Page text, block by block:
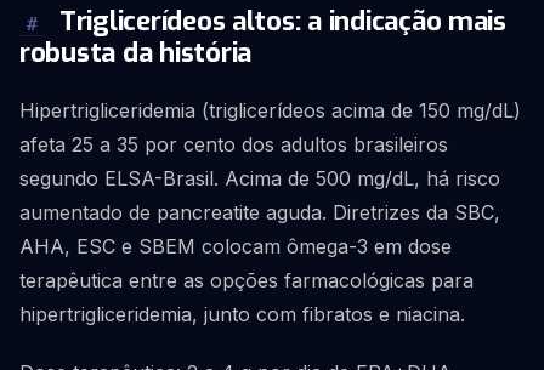
#
Triglicerídeos altos: a indicação mais
robusta da história
Hipertrigliceridemia (triglicerídeos acima de 150 mg/dL)
afeta 25 a 35 por cento dos adultos brasileiros
segundo ELSA-Brasil. Acima de 500 mg/dL, há risco
aumentado de pancreatite aguda. Diretrizes da SBC,
AHA, ESC e SBEM colocam ômega-3 em dose
terapêutica entre as opções farmacológicas para
hipertrigliceridemia, junto com fibratos e niacina.